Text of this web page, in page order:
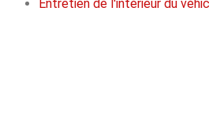
Entretien de l'intérieur du